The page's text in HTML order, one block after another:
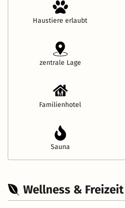
Haustiere erlaubt
zentrale Lage
Familienhotel
Sauna
Wellness & Freizeit